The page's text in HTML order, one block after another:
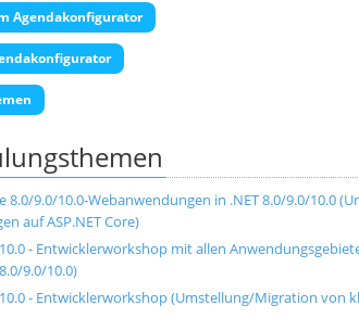
Agendakonfigurator
8.0/9.0/10.0-Webanwendungen in .NET 8.0/9.0/10.0
auf ASP.NET Core)
- Entwicklerworkshop mit allen
9.0/10.0)
- Entwicklerworkshop (Umstellung/Migration von